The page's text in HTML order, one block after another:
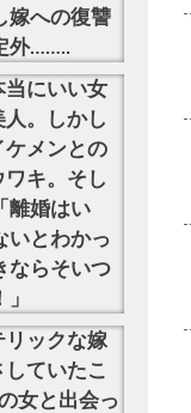
への復讐
外……..
当にいい女
。しかし
ケメンとの
キ。そし
婚はい
いとわかっ
ならそいつ
リックな嫁
ていたこ
女と出会っ